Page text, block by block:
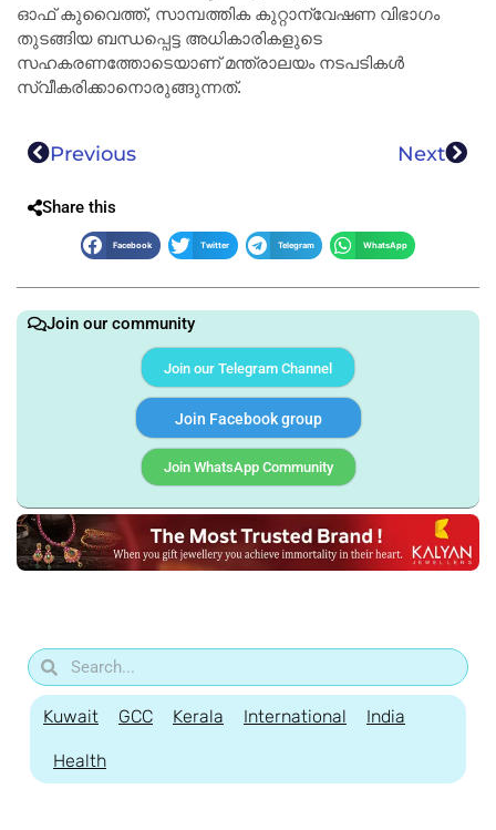
ഓഫ് കുവൈത്ത്, സാമ്പത്തിക കുറ്റാന്വേഷണ വിഭാഗം
തുടങ്ങിയ ബന്ധപ്പെട്ട അധികാരികളുടെ
സഹകരണത്തോടെയാണ് മന്ത്രാലയം നടപടികൾ
സ്വീകരിക്കാനൊരുങ്ങുന്നത്.
Previous Next
Share this
Facebook Twitter Telegram WhatsApp
Join our community
Join our Telegram Channel
Join Facebook group
Join WhatsApp Community
Kuwait GCC Kerala International India
Health